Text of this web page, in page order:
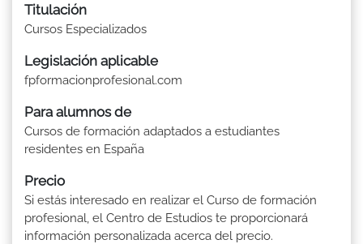
Titulación
Cursos Especializados
Legislación aplicable
fpformacionprofesional.com
Para alumnos de
Cursos de formación adaptados a estudiantes
residentes en España
Precio
Si estás interesado en realizar el Curso de formación
profesional, el Centro de Estudios te proporcionará
información personalizada acerca del precio.